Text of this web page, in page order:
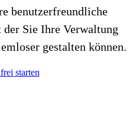
benutzerfreundliche
Sie Ihre Verwaltung
gestalten können.
starten